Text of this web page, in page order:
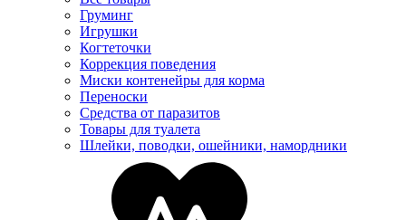
Груминг
Игрушки
Когтеточки
Коррекция поведения
Миски контенейры для корма
Переноски
Средства от паразитов
Товары для туалета
Шлейки, поводки, ошейники, намордники